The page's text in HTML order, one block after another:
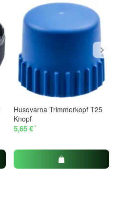
Husqvarna Trimmerkopf T25
Knopf
5,65 €*